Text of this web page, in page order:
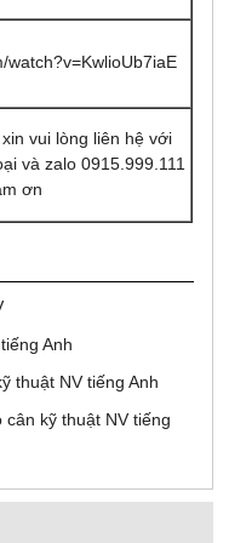
watch?v=KwlioUb7iaE
vui lòng liên hệ với
và zalo 0915.999.111
ơn
Anh
thuật NV tiếng Anh
cân kỹ thuật NV tiếng